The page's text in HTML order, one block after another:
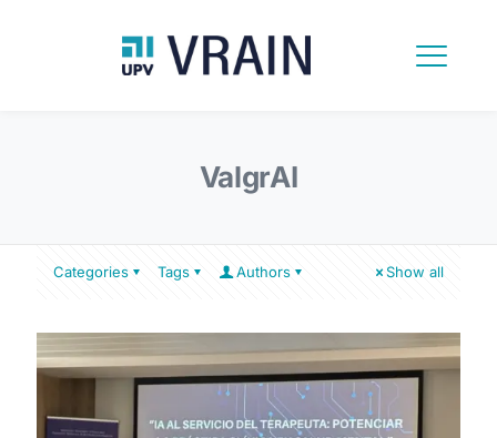
ValgrAI
Categories Tags Authors Show all